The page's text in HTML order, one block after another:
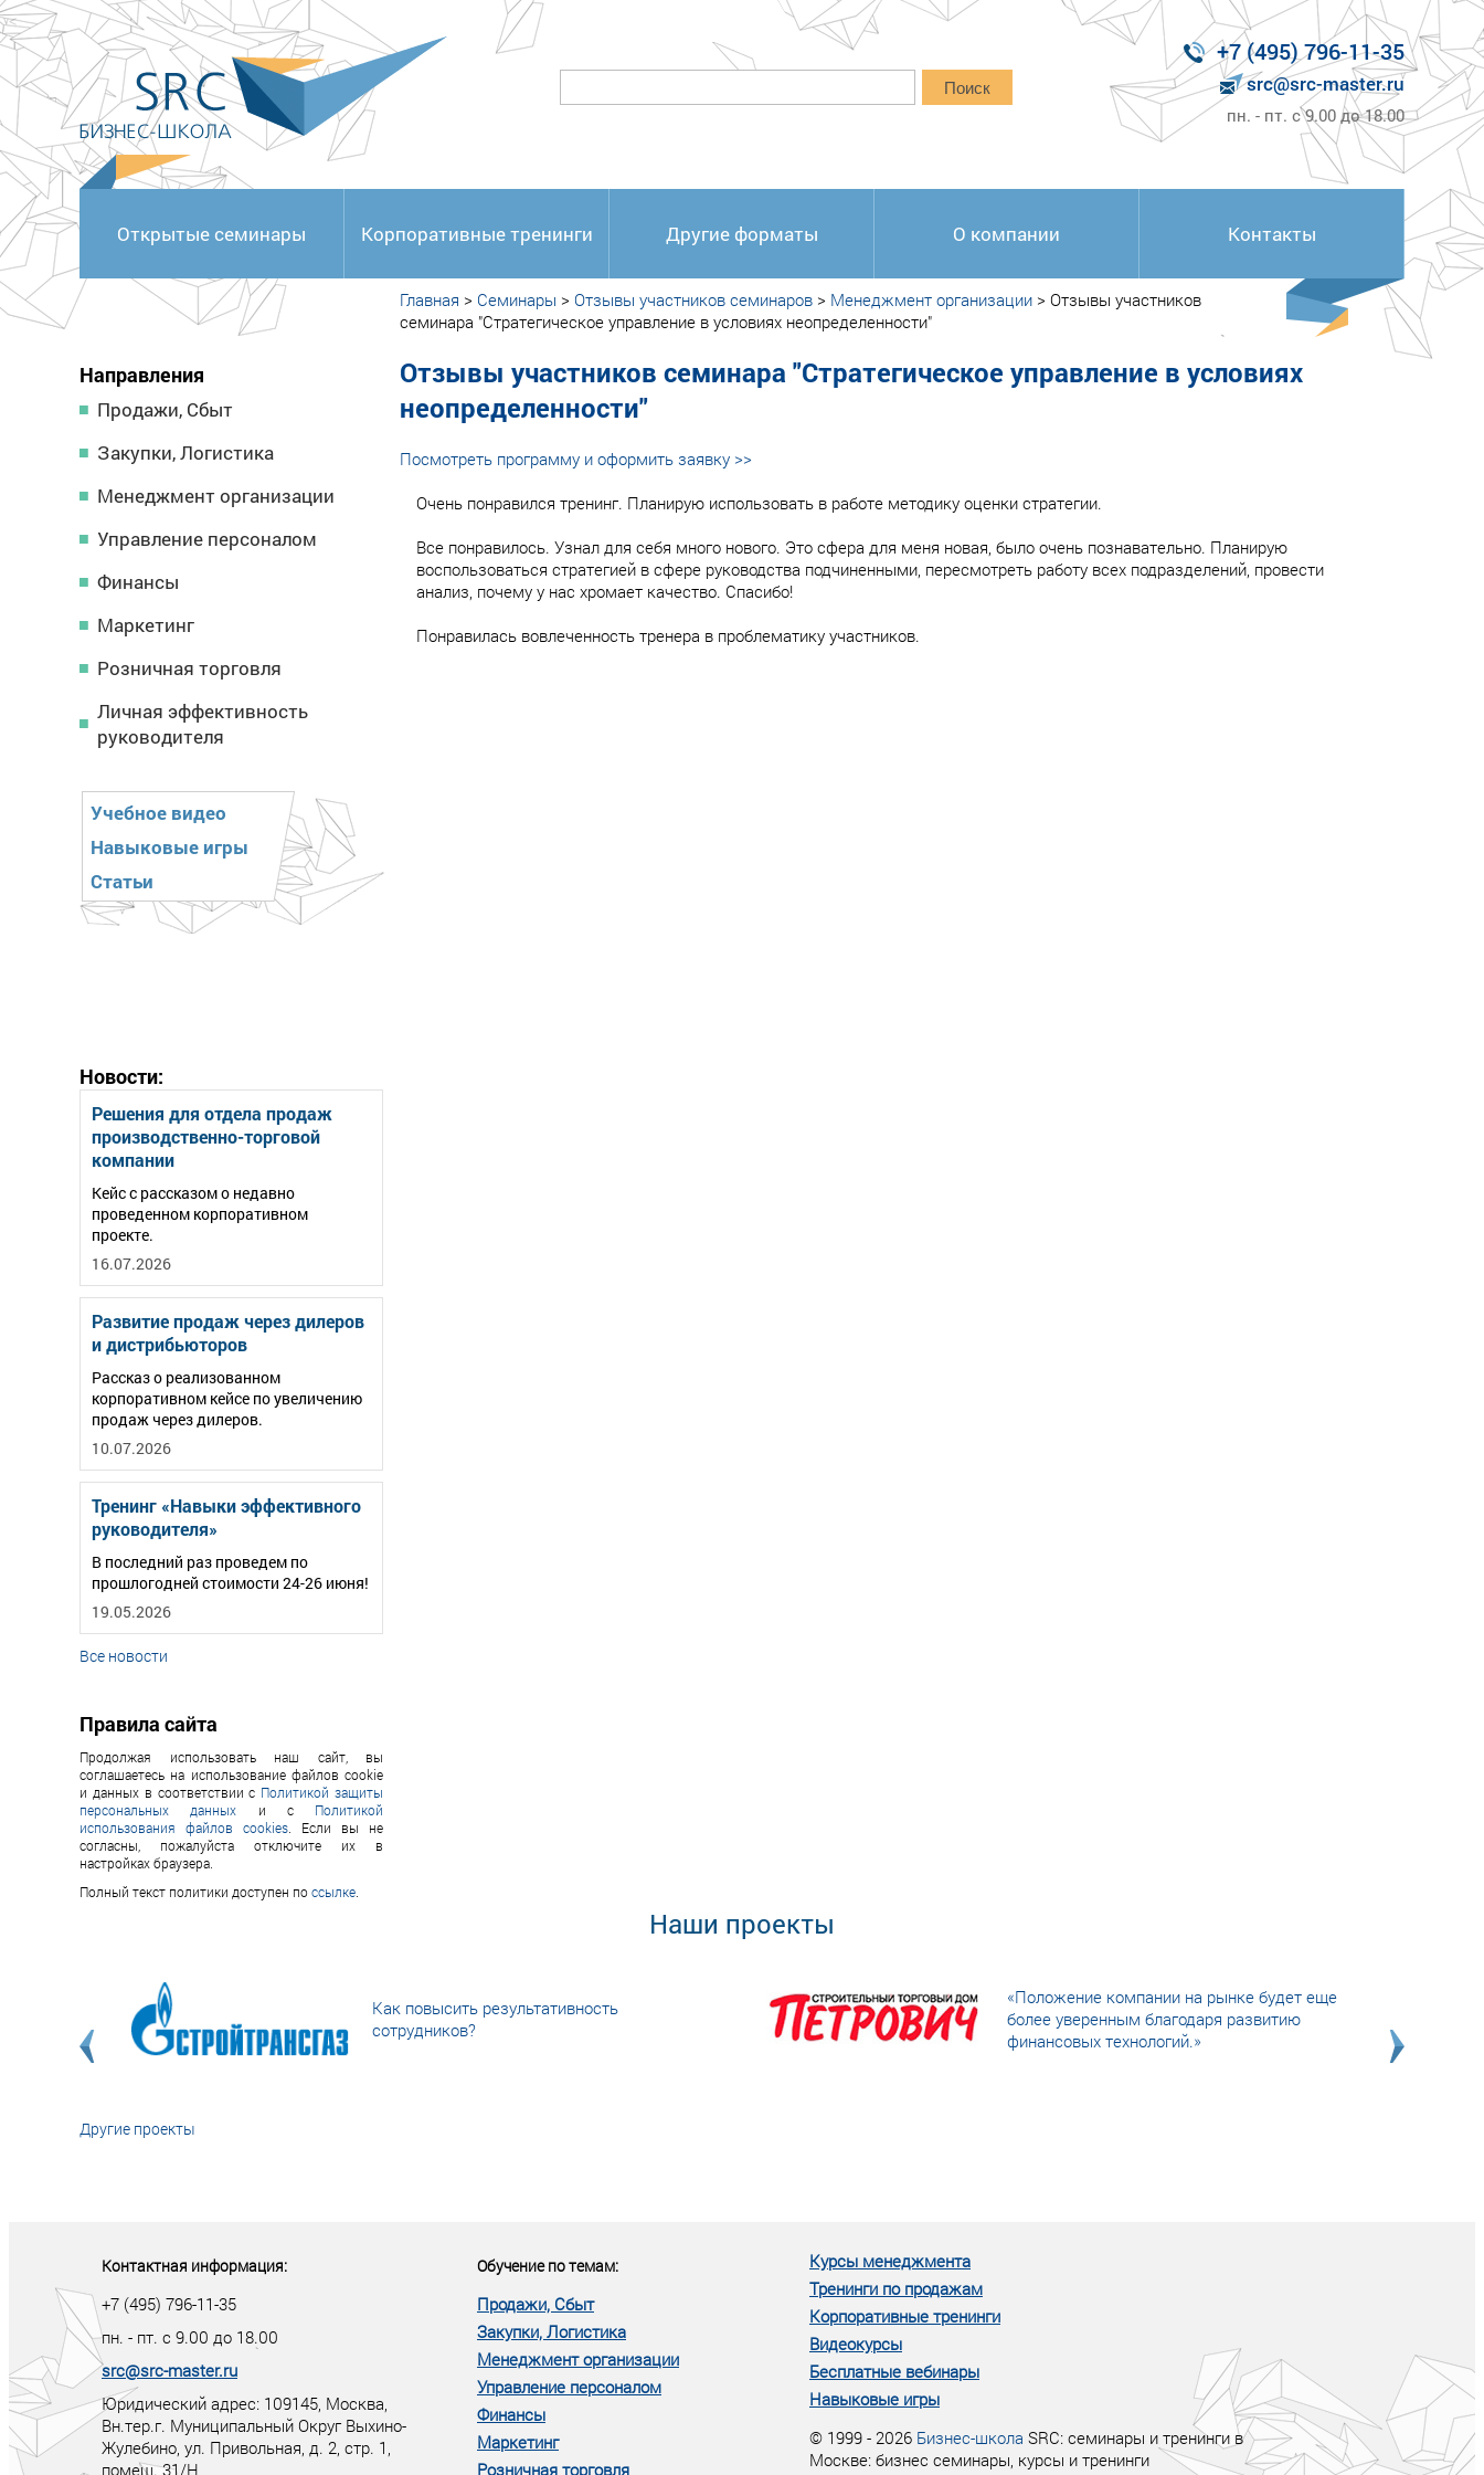
<
Поиск
+7 (495) 796-11-35
src@src-master.ru
пн. - пт. с 9.00 до 18.00
Открытые семинары Корпоративные тренинги Другие форматы О компании Контакты
Направления
Продажи, Сбыт
Закупки, Логистика
Менеджмент организации
Управление персоналом
Финансы
Маркетинг
Розничная торговля
Личная эффективность
руководителя
Учебное видео
Навыковые игры
Статьи
Новости:
Решения для отдела продаж
производственно-торговой
компании
Кейс с рассказом о недавно
проведенном корпоративном
проекте.
16.07.2026
Развитие продаж через дилеров
и дистрибьюторов
Рассказ о реализованном
корпоративном кейсе по увеличению
продаж через дилеров.
10.07.2026
Тренинг «Навыки эффективного
руководителя»
В последний раз проведем по
прошлогодней стоимости 24-26 июня!
19.05.2026
Все новости
Правила сайта
Продолжая использовать наш сайт, вы
соглашаетесь на использование файлов cookie
и данных в соответствии с Политикой защиты
персональных данных и с Политикой
использования файлов cookies . Если вы не
согласны, пожалуйста отключите их в
настройках браузера.
Полный текст политики доступен поссылке
Главная > Семинары > Отзывы участников семинаров > Менеджмент организации > Отзывы участников
семинара "Стратегическое управление в условиях неопределенности"
Отзывы участников семинара "Стратегическое управление в условиях
неопределенности"
Посмотреть программу и оформить заявку >>
Очень понравился тренинг. Планирую использовать в работе методику оценки стратегии.
Все понравилось. Узнал для себя много нового. Это сфера для меня новая, было очень познавательно. Планирую
воспользоваться стратегией в сфере руководства подчиненными, пересмотреть работу всех подразделений, провести
анализ, почему у нас хромает качество. Спасибо!
Понравилась вовлеченность тренера в проблематику участников.
Наши проекты
Как повысить результативность
сотрудников?
«Положение компании на рынке будет еще
более уверенным благодаря развитию
финансовых технологий.»
Другие проекты
Контактная информация:
+7 (495) 796-11-35
пн. - пт. с 9.00 до 18.00
src@src-master.ru
Юридический адрес: 109145, Москва,
Вн.тер.г. Муниципальный Округ Выхино-
Жулебино, ул. Привольная, д. 2, стр. 1,
помещ. 31/Н
Обучение по темам:
Продажи, Сбыт
Закупки, Логистика
Менеджмент организации
Управление персоналом
Финансы
Маркетинг
Розничная торговля
Курсы менеджмента
Тренинги по продажам
Корпоративные тренинги
Видеокурсы
Бесплатные вебинары
Навыковые игры
© 1999 - 2026 Бизнес-школа SRC: семинары и тренинги в
Москве: бизнес семинары, курсы и тренинги